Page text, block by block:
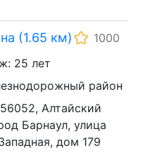
(1.65 км)
1000
25 лет
район
Алтайский
Барнаул, улица
дом 179